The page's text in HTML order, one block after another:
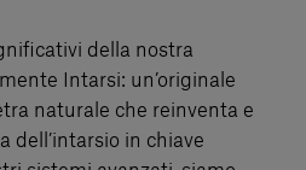
della nostra
Intarsi: un’originale
naturale che reinventa e
dell’intarsio in chiave